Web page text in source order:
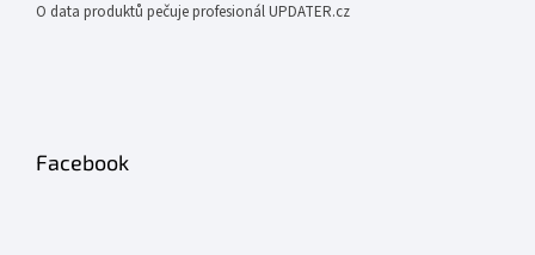
O data produktů pečuje profesionál UPDATER.cz
Facebook